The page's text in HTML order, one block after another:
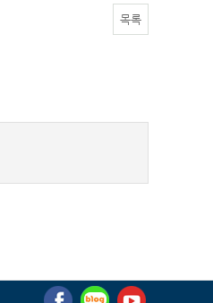
목록